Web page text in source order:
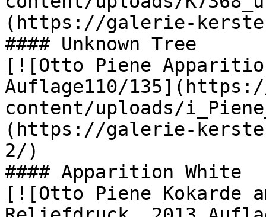
(https://galerie-
#### Unknown Tree
[![Otto Piene
Auflage110/
content/uploads/
(https://galerie-
2/)
#### Apparition White
[![Otto Piene Kokarde